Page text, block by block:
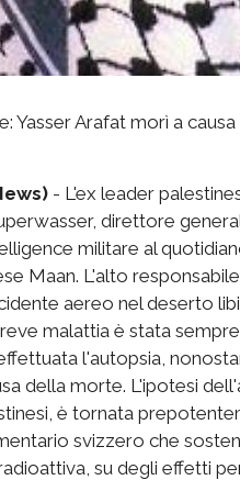
Yasser Arafat morì a
- L'ex leader
direttore
militare al
Maan. L'alto
aereo nel deserto
malattia è stata
l'autopsia,
della morte. L'ipotesi
è tornata
svizzero che
su degli effetti